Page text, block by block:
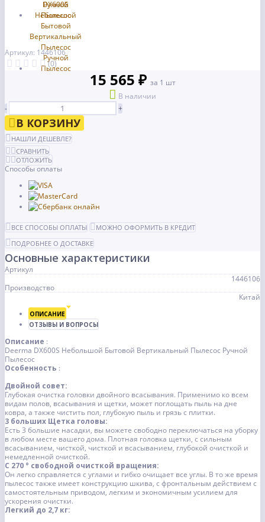
Артикул: 1446106
(0)
15 565 ₽ за 1 шт
В наличии
-
+
В КОРЗИНУ
НАШЛИ ДЕШЕВЛЕ?
СРАВНИТЬ
ОТЛОЖИТЬ
Способы оплаты
ВСЕ СПОСОБЫ ОПЛАТЫ
МОЖНО ОФОРМИТЬ В КРЕДИТ
ПОДРОБНЕЕ О ДОСТАВКЕ
Основные характеристики
Артикул
1446106
Производство
Китай
ОПИСАНИЕ
ОТЗЫВЫ И ВОПРОСЫ
Описание :
Deerma DX600S Небольшой Бытовой Вертикальный Пылесос Ручной
Пылесос
Особенность :
Двойной совет:
Глубокая очистка головки двойного всасывания. Применимо ко всем
видам полов, всасывания и щетки, может поглощать пыль на дне
ковра, а также чистить пол, глубокую пыль и грязь с плитки.
3 больших Щетка головы:
Есть 3 большие насадки, вы можете свободно переключаться на уборку
в любом месте вашего дома. Плотная головка щетки, с сильным
всасыванием, чисткой, чисткой и всасыванием, глубокой очисткой и
немедленной очисткой.
С 270 ° свободной очисткой вращения:
Он легко справляется с углами и гибко очищает все углы. В то же время
пылесос также имеет конструкцию шкива, с фронтальным действием с
самостоятельным приводом, легким и экономичным усилием для
ускорения очистки.
Легкий до 2,7 кг: